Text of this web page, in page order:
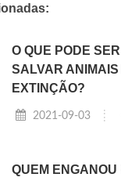
O QUE PODE
SALVAR ANIMAIS
EXTINÇÃO?
2021-09-03
QUEM ENGANOU